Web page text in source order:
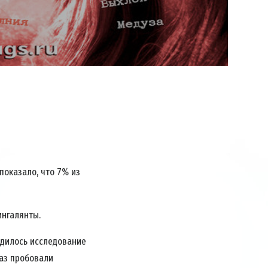
что 7% из
исследование
пробовали